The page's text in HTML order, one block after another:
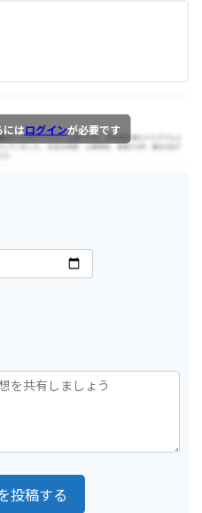
にはログインが必要です
投稿する